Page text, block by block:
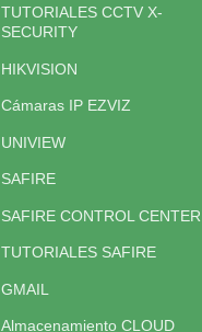
TUTORIALES CCTV X-
SECURITY
HIKVISION
Cámaras IP EZVIZ
UNIVIEW
SAFIRE
SAFIRE CONTROL CENTER
TUTORIALES SAFIRE
GMAIL
Almacenamiento CLOUD